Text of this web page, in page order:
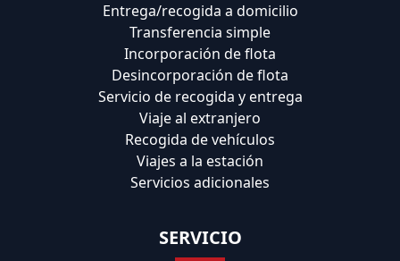
Entrega/recogida a domicilio
Transferencia simple
Incorporación de flota
Desincorporación de flota
Servicio de recogida y entrega
Viaje al extranjero
Recogida de vehículos
Viajes a la estación
Servicios adicionales
SERVICIO